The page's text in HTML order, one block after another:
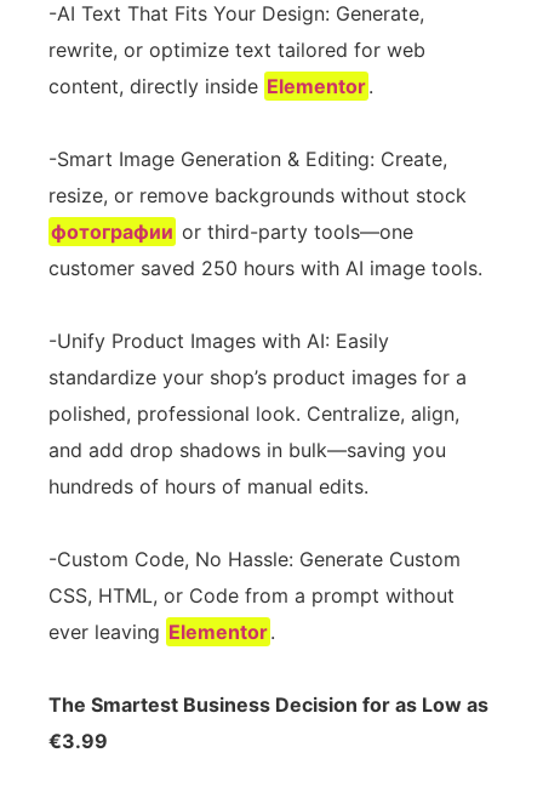
-AI Text That Fits Your Design: Generate,
rewrite, or optimize text tailored for web
content, directly inside Elementor.
-Smart Image Generation & Editing: Create,
resize, or remove backgrounds without stock
фотографии or third-party tools—one
customer saved 250 hours with AI image tools.
-Unify Product Images with AI: Easily
standardize your shop’s product images for a
polished, professional look. Centralize, align,
and add drop shadows in bulk—saving you
hundreds of hours of manual edits.
-Custom Code, No Hassle: Generate Custom
CSS, HTML, or Code from a prompt without
ever leaving Elementor.
The Smartest Business Decision for as Low as
€3.99